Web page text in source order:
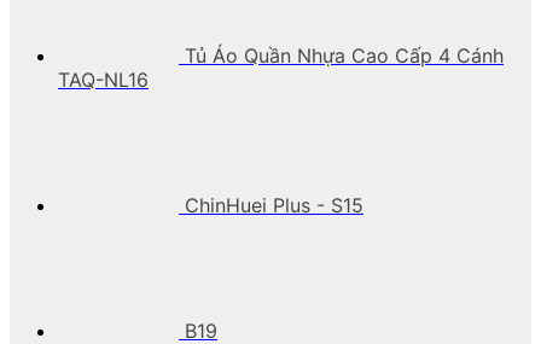
Tủ Áo Quần Nhựa Cao Cấp 4 Cánh
TAQ-NL16
ChinHuei Plus - S15
B19